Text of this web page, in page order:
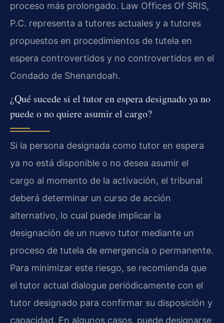
proceso más prolongado. Law Offices Of SRIS,
P.C. representa a tutores actuales y a tutores
propuestos en procedimientos de tutela en
espera controvertidos y no controvertidos en el
Condado de Shenandoah.
¿Qué sucede si el tutor en espera designado ya no
puede o no quiere asumir el cargo?
Si la persona designada como tutor en espera
ya no está disponible o no desea asumir el
cargo al momento de la activación, el tribunal
deberá determinar un curso de acción
alternativo, lo cual puede implicar la
designación de un nuevo tutor mediante un
proceso de tutela de emergencia o permanente.
Para minimizar este riesgo, se recomienda que
el tutor actual dialogue periódicamente con el
tutor designado para confirmar su disposición y
capacidad. En algunos casos, puede designarse